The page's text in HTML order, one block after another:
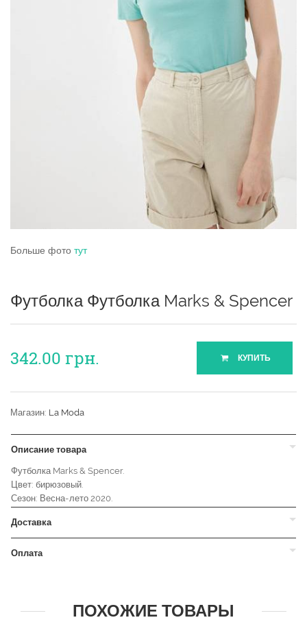
Больше фото тут
Футболка Футболка Marks & Spencer
342.00 грн. КУПИТЬ
Магазин: La Moda
Описание товара
Футболка Marks & Spencer.
Цвет: бирюзовый.
Сезон: Весна-лето 2020.
Доставка
Оплата
ПОХОЖИЕ ТОВАРЫ